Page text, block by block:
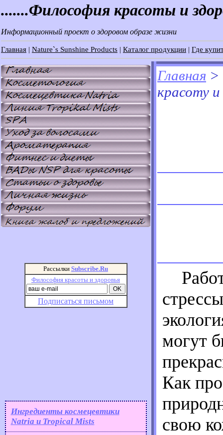
.......Философия красоты и
Информационный проект о здоровом образе жизни
Главная | Nature`s Sunshine Products | Каталог продукции | Где
Рассылки Subscribe.Ru
Философия красоты и здоровья
Подписаться письмом
Ингредиенты космецевтики
Natria и Tropical Mists
Главная >
красоту
могут
Как
свою